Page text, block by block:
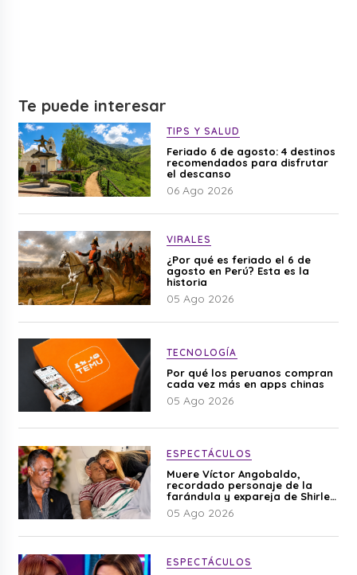
Te puede interesar
TIPS Y SALUD
Feriado 6 de agosto: 4 destinos
recomendados para disfrutar
el descanso
06 Ago 2026
VIRALES
¿Por qué es feriado el 6 de
agosto en Perú? Esta es la
historia
05 Ago 2026
TECNOLOGÍA
Por qué los peruanos compran
cada vez más en apps chinas
05 Ago 2026
ESPECTÁCULOS
Muere Víctor Angobaldo,
recordado personaje de la
farándula y expareja de Shirley
Cherres
05 Ago 2026
ESPECTÁCULOS